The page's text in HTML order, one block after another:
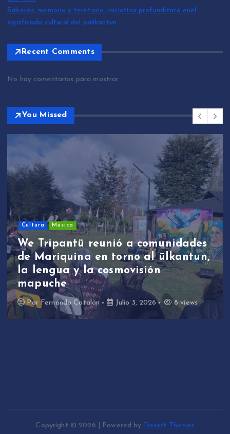
Saberes, memoria y territorio: iniciativa profundizará enel
significado cultural del palikantun
Recent Comments
No hay comentarios para mostrar.
You Missed
Cultura Música
We Tripantü reunió a comunidades
de Mariquina en torno al ülkantun,
la lengua y la cosmovisión
mapuche
Por Fernando Catalán Julio 3, 2026 8 views
Copyright © 2026 | Powered by Desert Themes